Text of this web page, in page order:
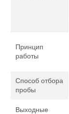
Принцип
работы
Способ отбора
пробы
Выходные